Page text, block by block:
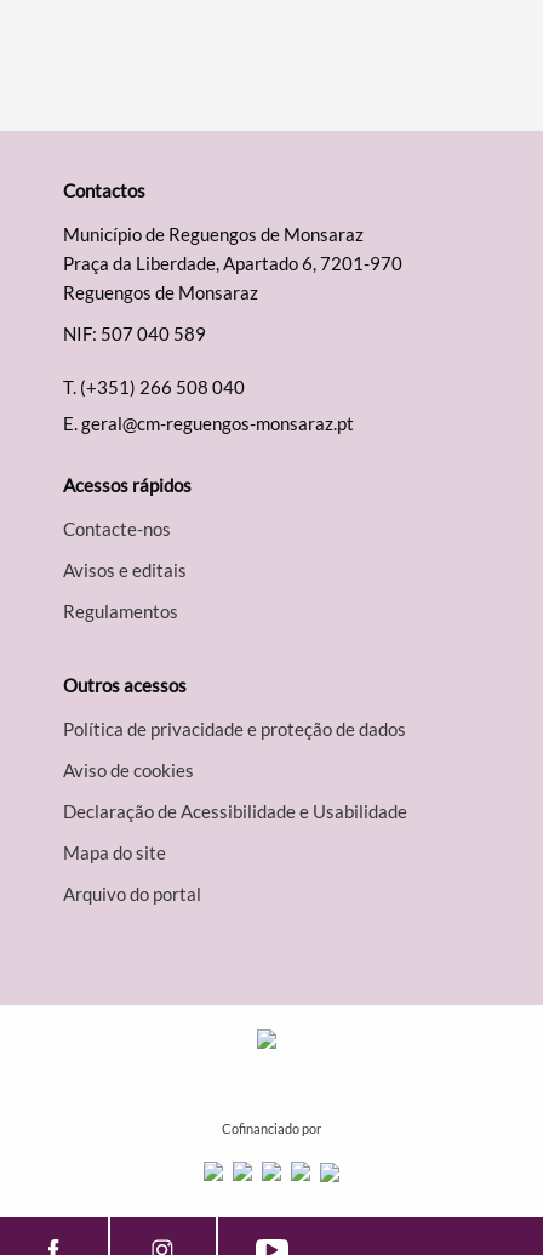
Contactos
Município de Reguengos de Monsaraz
Praça da Liberdade, Apartado 6, 7201-970
Reguengos de Monsaraz
NIF: 507 040 589
T. (+351) 266 508 040
E.geral@cm-reguengos-monsaraz.pt
Acessos rápidos
Contacte-nos
Avisos e editais
Regulamentos
Outros acessos
Política de privacidade e proteção de dados
Aviso de cookies
Declaração de Acessibilidade e Usabilidade
Mapa do site
Arquivo do portal
Cofinanciado por